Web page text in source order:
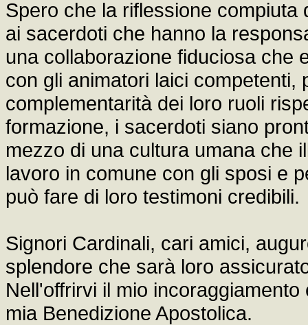
Spero che la riflessione
ai sacerdoti che hanno la
una collaborazione fiduciosa che
con gli animatori laici competenti,
complementarità dei loro ruoli
formazione, i sacerdoti siano
mezzo di una cultura umana che
lavoro in comune con gli sposi e
può fare di loro testimoni credibili.
Signori Cardinali, cari amici,
splendore che sarà loro
Nell'offrirvi il mio
mia Benedizione Apostolica.